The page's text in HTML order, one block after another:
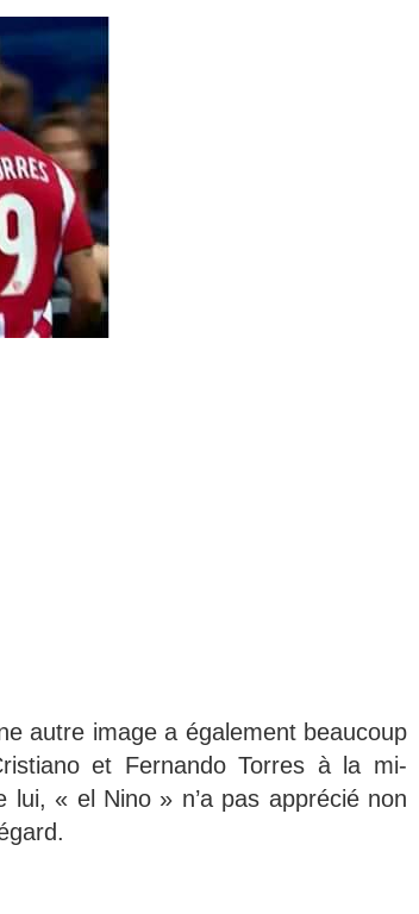
autre image a également beaucoup
et Fernando Torres à la mi-
lui, « el Nino » n’a pas apprécié non